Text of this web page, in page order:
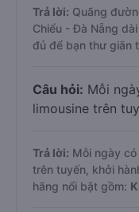
Trả lời: Quãng
Chiểu - Đà Nẵng
đủ để bạn thư giãn
Câu hỏi: Mỗi
limousine trên
Trả lời: Mỗi ngày
trên tuyến, khởi
hãng nổi bật gồm: